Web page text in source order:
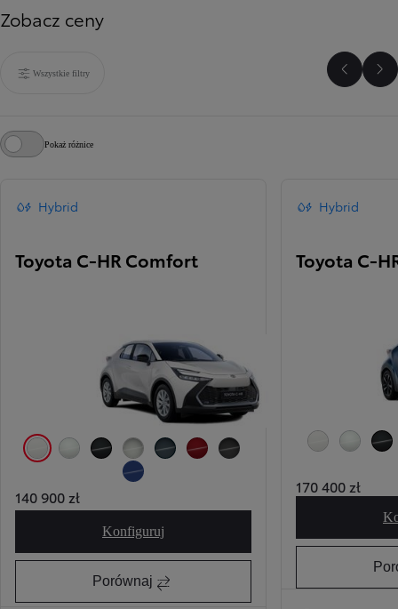
Zobacz ceny
Wszystkie filtry
Pokaż różnice
Hybrid
Toyota C-HR Comfort
040 Pure White089 Platinum White Pearl
209 Eclipse Black1L0 Shimmering Silver
140 900 zł
KonfigurujToyota C-HR Comfort
Porównaj
Hybrid
Toyota C-
170 400 zł